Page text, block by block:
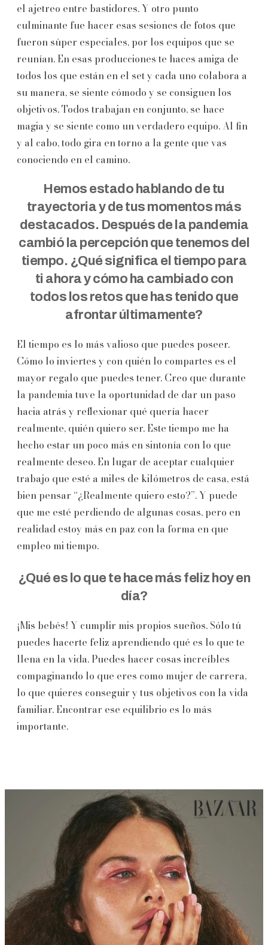
el ajetreo entre bastidores. Y otro punto
culminante fue hacer esas sesiones de fotos que
fueron súper especiales, por los equipos que se
reunían. En esas producciones te haces amiga de
todos los que están en el set y cada uno colabora a
su manera, se siente cómodo y se consiguen los
objetivos. Todos trabajan en conjunto, se hace
magia y se siente como un verdadero equipo. Al fin
y al cabo, todo gira en torno a la gente que vas
conociendo en el camino.
Hemos estado hablando de tu
trayectoria y de tus momentos más
destacados. Después de la pandemia
cambió la percepción que tenemos del
tiempo. ¿Qué significa el tiempo para
ti ahora y cómo ha cambiado con
todos los retos que has tenido que
afrontar últimamente?
El tiempo es lo más valioso que puedes poseer.
Cómo lo inviertes y con quién lo compartes es el
mayor regalo que puedes tener. Creo que durante
la pandemia tuve la oportunidad de dar un paso
hacia atrás y reflexionar qué quería hacer
realmente, quién quiero ser. Este tiempo me ha
hecho estar un poco más en sintonía con lo que
realmente deseo. En lugar de aceptar cualquier
trabajo que esté a miles de kilómetros de casa, está
bien pensar “¿Realmente quiero esto?”. Y puede
que me esté perdiendo de algunas cosas, pero en
realidad estoy más en paz con la forma en que
empleo mi tiempo.
¿Qué es lo que te hace más feliz hoy en
día?
¡Mis bebés! Y cumplir mis propios sueños. Sólo tú
puedes hacerte feliz aprendiendo qué es lo que te
llena en la vida. Puedes hacer cosas increíbles
compaginando lo que eres como mujer de carrera,
lo que quieres conseguir y tus objetivos con la vida
familiar. Encontrar ese equilibrio es lo más
importante.